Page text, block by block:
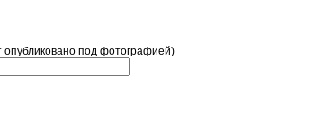
опубликовано под фотографией)